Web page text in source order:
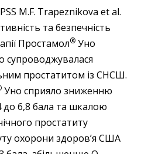
M.F. Trapeznikova et al.
та безпечність
Простамол® Уно
супроводжувалася
простатитом із СНСШ.
Уно сприяло зниженню
до 6,8 бала та шкалою
простатиту
охорони здоров’я США